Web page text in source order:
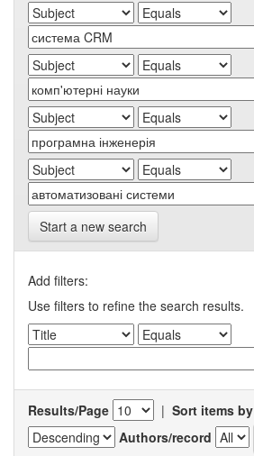
Start a new search
Add filters:
Use filters to refine the search results.
Results/Page | Sort items by
Authors/record